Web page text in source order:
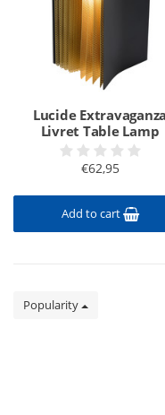
Lucide Extravaganza
Livret Table Lamp
€62,95
Add to cart
Popularity